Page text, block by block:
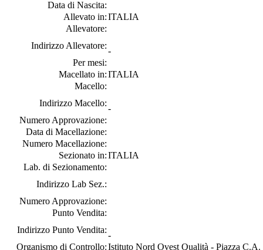
Data di Nascita:
Allevato in:ITALIA
Allevatore:
Indirizzo Allevatore:
-
Per mesi:
Macellato in:ITALIA
Macello:
Indirizzo Macello:
-
Numero Approvazione:
Data di Macellazione:
Numero Macellazione:
Sezionato in:ITALIA
Lab. di Sezionamento:
Indirizzo Lab Sez.:
Numero Approvazione:
Punto Vendita:
Indirizzo Punto Vendita:
-
Organismo di Controllo:Istituto Nord Ovest Qualità - Piazza